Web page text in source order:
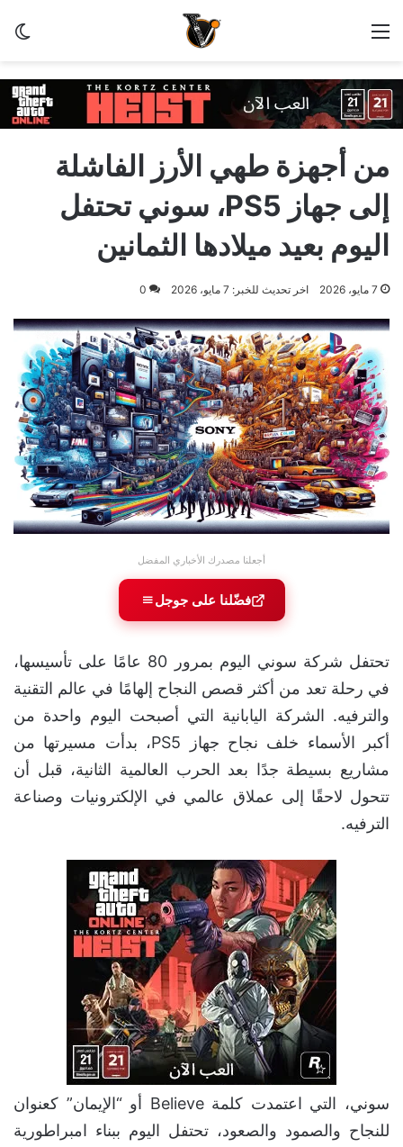
القائمة
من أجهزة طهي الأرز الفاشلة
إلى جهاز PS5، سوني تحتفل
اليوم بعيد ميلادها الثمانين
7 مايو، 2026 اخر تحديث للخبر: 7 مايو، 2026 0
أجعلنا مصدرك الأخباري المفضل
فضّلنا على جوجل
تحتفل شركة سوني اليوم بمرور 80 عامًا على تأسيسها،
في رحلة تعد من أكثر قصص النجاح إلهامًا في عالم التقنية
والترفيه. الشركة اليابانية التي أصبحت اليوم واحدة من
أكبر الأسماء خلف نجاح جهاز PS5، بدأت مسيرتها من
مشاريع بسيطة جدًا بعد الحرب العالمية الثانية، قبل أن
تتحول لاحقًا إلى عملاق عالمي في الإلكترونيات وصناعة
الترفيه.
سوني، التي اعتمدت كلمة Believe أو “الإيمان” كعنوان
للنجاح والصمود والصعود، تحتفل اليوم ببناء امبراطورية